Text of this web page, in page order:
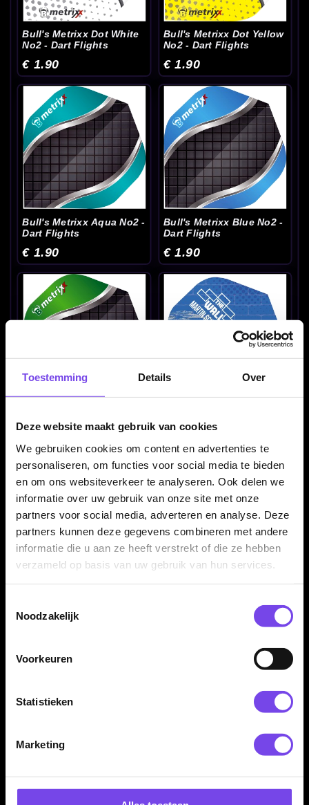
Toestemming Details Over
Deze website maakt gebruik van cookies
We gebruiken cookies om content en advertenties te
personaliseren, om functies voor social media te bieden
en om ons websiteverkeer te analyseren. Ook delen we
informatie over uw gebruik van onze site met onze
partners voor social media, adverteren en analyse. Deze
partners kunnen deze gegevens combineren met andere
informatie die u aan ze heeft verstrekt of die ze hebben
verzameld op basis van uw gebruik van hun services.
Noodzakelijk
Voorkeuren
Statistieken
Marketing
Bull's Metrixx Dot White
No2 - Dart Flights
€ 1.90
Bull's Metrixx Dot Yellow
No2 - Dart Flights
€ 1.90
Bull's Metrixx Aqua No2 -
Dart Flights
€ 1.90
Bull's Metrixx Blue No2 -
Dart Flights
€ 1.90
- Dart Flights
van € 1.90
Schindler G2 - Dart
Flights
Flights